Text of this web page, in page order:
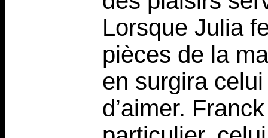
Lorsque Julia
pièces de la
en surgira celui
d’aimer.